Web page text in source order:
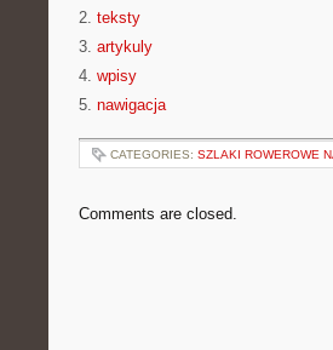
2. teksty
3. artykuly
4. wpisy
5. nawigacja
CATEGORIES: SZLAKI ROWEROWE
Comments are closed.